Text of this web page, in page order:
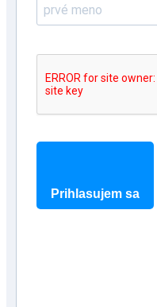
Prihlasujem sa